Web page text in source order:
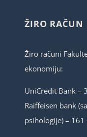
ŽIRO RAČUN
Žiro računi
ekonomiju:
UniCredit Bank –
Raiffeisen bank
psihologije) –